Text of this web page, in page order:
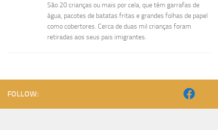
São 20 crianças ou mais por cela, que têm garrafas de
água, pacotes de batatas fritas e grandes folhas de papel
como cobertores. Cerca de duas mil crianças foram
retiradas aos seus pais imigrantes.
FOLLOW: